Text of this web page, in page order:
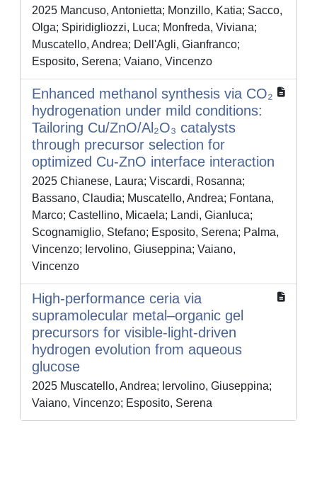
2025 Mancuso, Antonietta; Monzillo, Katia; Sacco,
Olga; Spiridigliozzi, Luca; Monfreda, Viviana;
Muscatello, Andrea; Dell'Agli, Gianfranco;
Esposito, Serena; Vaiano, Vincenzo
Enhanced methanol synthesis via CO₂
hydrogenation under mild conditions:
Tailoring Cu/ZnO/Al₂O₃ catalysts
through precursor selection for
optimized Cu-ZnO interface interaction
2025 Chianese, Laura; Viscardi, Rosanna;
Bassano, Claudia; Muscatello, Andrea; Fontana,
Marco; Castellino, Micaela; Landi, Gianluca;
Scognamiglio, Stefano; Esposito, Serena; Palma,
Vincenzo; Iervolino, Giuseppina; Vaiano,
Vincenzo
High-performance ceria via
supramolecular metal–organic gel
precursors for visible-light-driven
hydrogen evolution from aqueous
glucose
2025 Muscatello, Andrea; Iervolino, Giuseppina;
Vaiano, Vincenzo; Esposito, Serena